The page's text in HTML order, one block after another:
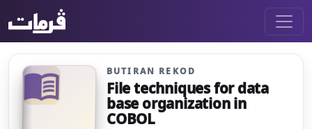
menu_book BUTIRAN REKOD
File techniques for data
base organization in
COBOL